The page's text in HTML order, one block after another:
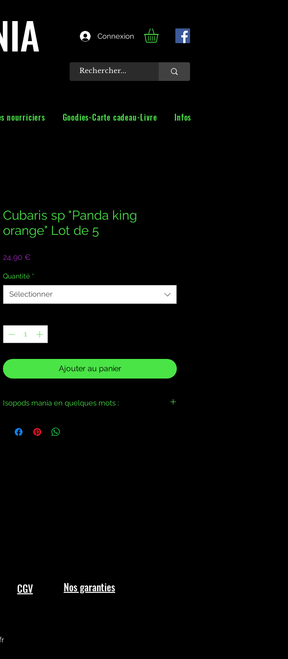
Connexion
nourriciers Goodies-Carte cadeau-Livre Infos
Cubaris sp "Panda king
orange" Lot de 5
24,90 €
Quantité *
Sélectionner
Ajouter au panier
Isopods mania en quelques mots :
Transport 24h
CGV Nos garanties